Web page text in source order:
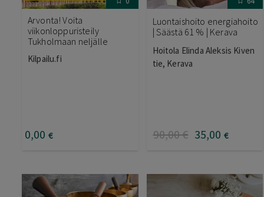
Arvonta! Voita
viikonloppuristeily
Tukholmaan neljälle
Kilpailu.fi
0,00 €
Luontaishoito energiahoito
| Säästä 61 % | Kerava
Hoitola Elinda Aleksis Kiven
tie, Kerava
90,00€ 35,00 €